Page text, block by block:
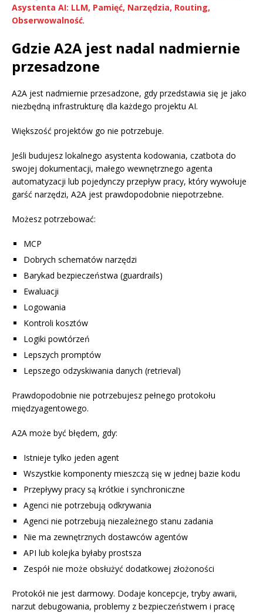
Asystenta AI: LLM, Pamięć, Narzędzia, Routing,
Obserwowalność.
Gdzie A2A jest nadal nadmiernie
przesadzone
A2A jest nadmiernie przesadzone, gdy przedstawia się je jako
niezbędną infrastrukturę dla każdego projektu AI.
Większość projektów go nie potrzebuje.
Jeśli budujesz lokalnego asystenta kodowania, czatbota do
swojej dokumentacji, małego wewnętrznego agenta
automatyzacji lub pojedynczy przepływ pracy, który wywołuje
garść narzędzi, A2A jest prawdopodobnie niepotrzebne.
Możesz potrzebować:
MCP
Dobrych schematów narzędzi
Barykad bezpieczeństwa (guardrails)
Ewaluacji
Logowania
Kontroli kosztów
Logiki powtórzeń
Lepszych promptów
Lepszego odzyskiwania danych (retrieval)
Prawdopodobnie nie potrzebujesz pełnego protokołu
międzyagentowego.
A2A może być błędem, gdy:
Istnieje tylko jeden agent
Wszystkie komponenty mieszczą się w jednej bazie kodu
Przepływy pracy są krótkie i synchroniczne
Agenci nie potrzebują odkrywania
Agenci nie potrzebują niezależnego stanu zadania
Nie ma zewnętrznych dostawców agentów
API lub kolejka byłaby prostsza
Zespół nie może obsłużyć dodatkowej złożoności
Protokół nie jest darmowy. Dodaje koncepcje, tryby awarii,
narzut debugowania, problemy z bezpieczeństwem i pracę